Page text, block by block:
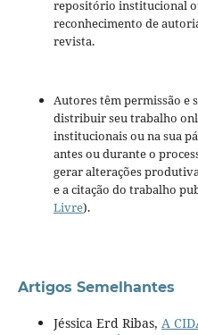
repositório institucional
reconhecimento de
revista.
Autores têm permissão e
distribuir seu trabalho
institucionais ou na sua
antes ou durante o
gerar alterações
e a citação do trabalho
Livre).
Artigos Semelhantes
Jéssica Erd Ribas, A